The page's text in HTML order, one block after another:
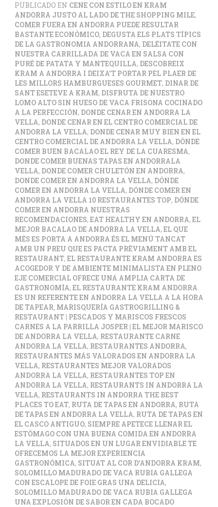
PUBLICADO EN CENE CON ESTILO EN KRAM
ANDORRA JUSTO AL LADO DE THE SHOPPING MILE,
COMER FUERA EN ANDORRA PUEDE RESULTAR
BASTANTE ECONÓMICO, DEGUSTA ELS PLATS TÍPICS
DE LA GASTRONOMIA ANDORRANA, DELÉITATE CON
NUESTRA CARRILLADA DE VACA EN SALSA CON
PURÉ DE PATATA Y MANTEQUILLA, DESCOBREIX
KRAM A ANDORRA I DEIXA'T PORTAR PEL PLAER DE
LES MILLORS HAMBURGUESES GOURMET, DINAR DE
SANT ESETEVE A KRAM, DISFRUTA DE NUESTRO
LOMO ALTO SIN HUESO DE VACA FRISONA COCINADO
A LA PERFECCIÓN, DONDE CENAR EN ANDORRA LA
VELLA, DONDE CENAR EN EL CENTRO COMERCIAL DE
ANDORRA LA VELLA, DONDE CENAR MUY BIEN EN EL
CENTRO COMERCIAL DE ANDORRA LA VELLA, DÓNDE
COMER BUEN BACALAO EL REY DE LA CUARESMA,
DONDE COMER BUENAS TAPAS EN ANDORRALA
VELLA, DONDE COMER CHULETÓN EN ANDORRA,
DONDE COMER EN ANDORRA LA VELLA, DÓNDE
COMER EN ANDORRA LA VELLA, DÓNDE COMER EN
ANDORRA LA VELLA 10 RESTAURANTES TOP, DÓNDE
COMER EN ANDORRA NUESTRAS
RECOMENDACIONES, EAT HEALTHY EN ANDORRA, EL
MEJOR BACALAO DE ANDORRA LA VELLA, EL QUE
MÉS ES PORTA A ANDORRA ÉS EL MENÚ TANCAT
AMB UN PREU QUE ES PACTA PRÈVIAMENT AMB EL
RESTAURANT, EL RESTAURANTE KRAM ANDORRA ES
ACOGEDOR Y DE AMBIENTE MINIMALISTA EN PLENO
EJE COMERCIAL OFRECE UNA AMPLIA CARTA DE
GASTRONOMÍA, EL RESTAURANTE KRAM ANDORRA
ES UN REFERENTE EN ANDORRA LA VELLA A LA HORA
DE TAPEAR, MARISQUERÍA GASTROGRILLING &
RESTAURANT | PESCADOS Y MARISCOS FRESCOS
CARNES A LA PARRILLA JOSPER | EL MEJOR MARISCO
DE ANDORRA LA VELLA, RESTAURANTE CARNE
ANDORRA LA VELLA, RESTAURANTES ANDORRA,
RESTAURANTES MÁS VALORADOS EN ANDORRA LA
VELLA, RESTAURANTES MEJOR VALORADOS
ANDORRA LA VELLA, RESTAURANTES TOP EN
ANDORRA LA VELLA, RESTAURANTS IN ANDORRA LA
VELLA, RESTAURANTS IN ANDORRA THE BEST
PLACES TO EAT, RUTA DE TAPAS EN ANDORRA, RUTA
DE TAPAS EN ANDORRA LA VELLA, RUTA DE TAPAS EN
EL CASCO ANTIGUO, SIEMPRE APETECE LLENAR EL
ESTÓMAGO CON UNA BUENA COMIDA EN ANDORRA
LA VELLA, SITUADOS EN UN LUGAR ENVIDIABLE TE
OFRECEMOS LA MEJOR EXPERIENCIA
GASTRONÓMICA, SITUAT AL COR D’ANDORRA KRAM,
SOLOMILLO MADURADO DE VACA RUBIA GALLEGA
CON ESCALOPE DE FOIE GRAS UNA DELICIA,
SOLOMILLO MADURADO DE VACA RUBIA GALLEGA
UNA EXPLOSIÓN DE SABOR EN CADA BOCADO